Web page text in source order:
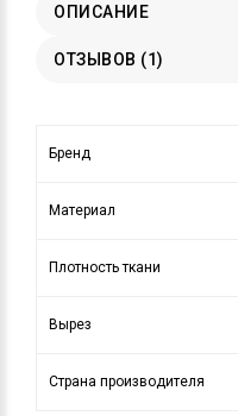
ОПИСАНИЕ
ОТЗЫВОВ (1)
Бренд
Материал
Плотность ткани
Вырез
Страна производителя